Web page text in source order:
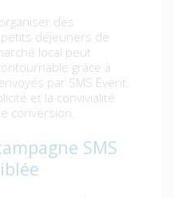
des
déjeuners de
local peut
grâce à
par SMS Event.
et la convivialité
conversion.
SMS